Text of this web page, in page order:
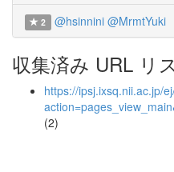
2 @hsinnini @MrmtYuki
収集済み URL リ
https://ipsj.ixsq.nii.ac.jp/
(2)